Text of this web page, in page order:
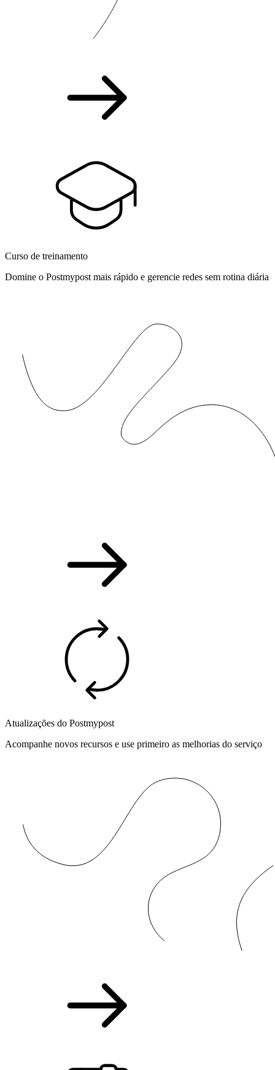
Curso de treinamento
Domine o Postmypost mais rápido e gerencie redes sem rotina diária
Atualizações do Postmypost
Acompanhe novos recursos e use primeiro as melhorias do serviço